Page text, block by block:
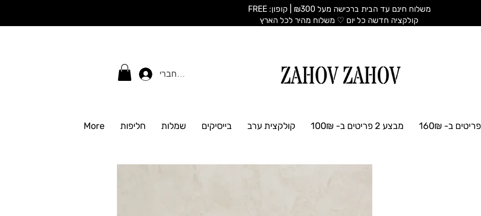
משלוח חינם עד הבית ברכישה מעל ₪300 | קופון: FREE
​קולקציה חדשה כל יום ♡ משלוח מהיר לכל הארץ
התחברי
מבצע 2 פריטים ב- 100₪ קולקצית ערב בייסיקים שמלות חליפות More